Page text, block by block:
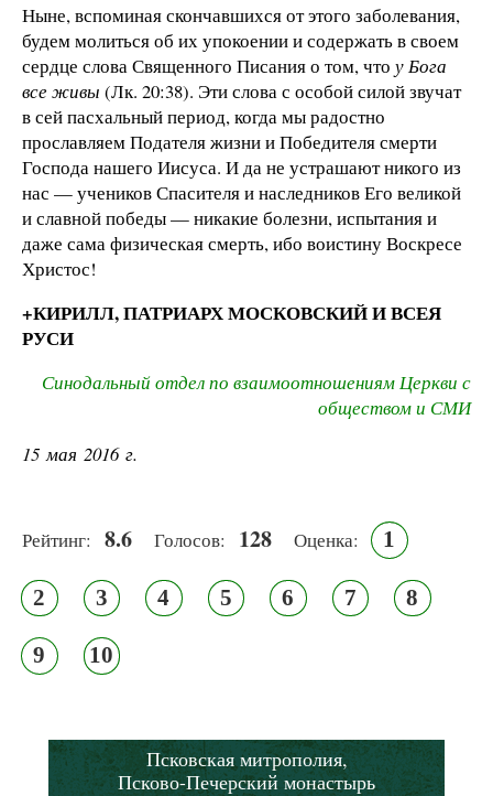
Ныне, вспоминая скончавшихся от этого заболевания,
будем молиться об их упокоении и содержать в своем
сердце слова Священного Писания о том, что у Бога
все живы (Лк. 20:38). Эти слова с особой силой звучат
в сей пасхальный период, когда мы радостно
прославляем Подателя жизни и Победителя смерти
Господа нашего Иисуса. И да не устрашают никого из
нас — учеников Спасителя и наследников Его великой
и славной победы — никакие болезни, испытания и
даже сама физическая смерть, ибо воистину Воскресе
Христос!
+КИРИЛЛ, ПАТРИАРХ МОСКОВСКИЙ И ВСЕЯ
РУСИ
Синодальный отдел по взаимоотношениям Церкви с
обществом и СМИ
15 мая 2016 г.
Рейтинг: 8.6 Голосов: 128 Оценка: 1
2 3 4 5 6 7 8
9 10
Псковская митрополия,
Псково-Печерский монастырь